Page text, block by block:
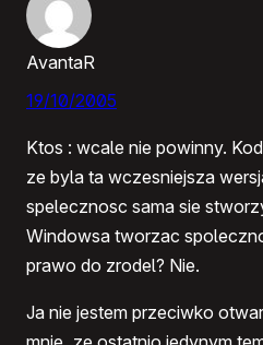
AvantaR
19/10/2005
Ktos : wcale nie powinny.
ze byla ta wczesniejsza
spelecznosc sama sie
Windowsa tworzac
prawo do zrodel? Nie.
Ja nie jestem przeciwko